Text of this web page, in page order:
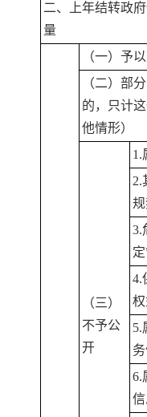
二、上年结转政
量
（一）予
（二）部
的，只计
他情形）
（三）
不予公
开
1.
2.
3.
定
4.
5.
6.